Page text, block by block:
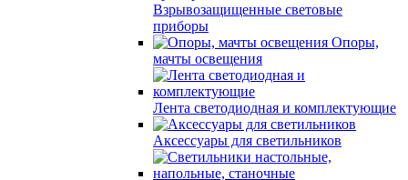
Взрывозащищенные световые
приборы
Опоры,
мачты освещения
Лента светодиодная и комплектующие
Аксессуары для светильников